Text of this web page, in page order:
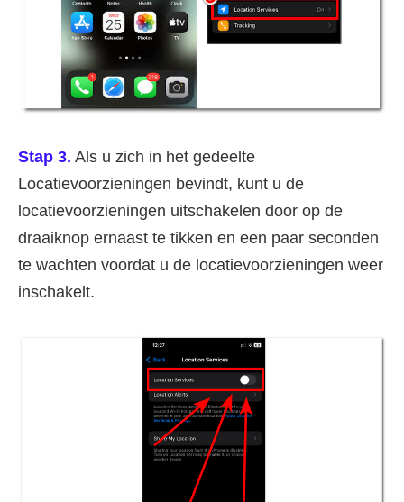
Stap 3. Als u zich in het gedeelte
Locatievoorzieningen bevindt, kunt u de
locatievoorzieningen uitschakelen door op de
draaiknop ernaast te tikken en een paar seconden
te wachten voordat u de locatievoorzieningen weer
inschakelt.